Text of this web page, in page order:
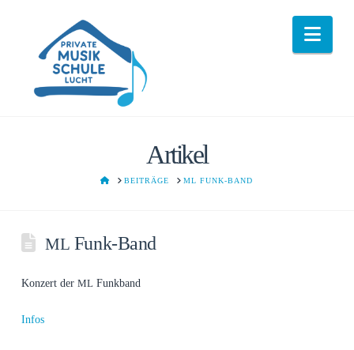
Artikel
HOMEBEITRÄGE ML FUNK-BAND
ML Funk-Band
Kon­zert der MLFunkband
Infos